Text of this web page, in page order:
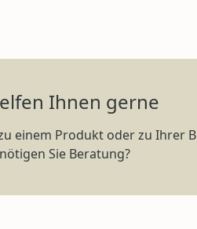
Ihnen gerne
einem Produkt oder zu Ihrer
Sie Beratung?